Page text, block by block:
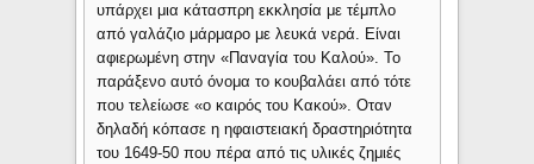
υπάρχει μια κάτασπρη εκκλησία με τέμπλο
από γαλάζιο μάρμαρο με λευκά νερά. Είναι
αφιερωμένη στην «Παναγία του Καλού». Το
παράξενο αυτό όνομα το κουβαλάει από τότε
που τελείωσε «ο καιρός του Κακού». Οταν
δηλαδή κόπασε η ηφαιστειακή δραστηριότητα
του 1649-50 που πέρα από τις υλικές ζημιές